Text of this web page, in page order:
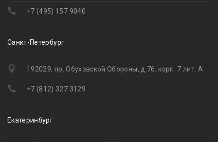
+7 (495) 157 9040
Санкт-Петербург
192029, пр. Обуховской Обороны, д.76, корп. 7 лит. А
+7 (812) 327 3129
Екатеринбург